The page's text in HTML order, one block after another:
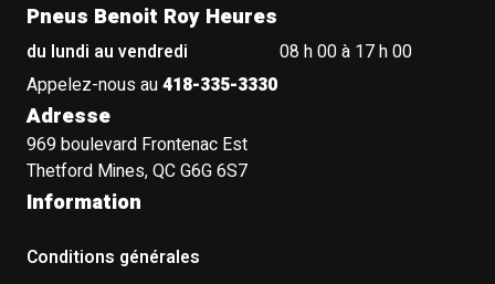
Pneus Benoit Roy Heures
du lundi au vendredi
08 h 00 à 17 h 00
Appelez-nous au418-335-3330
Adresse
969 boulevard Frontenac Est
Thetford Mines, QC G6G 6S7
Information
Conditions générales